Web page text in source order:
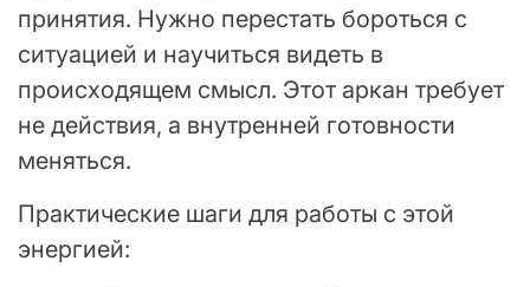
принятия. Нужно перестать бороться с
ситуацией и научиться видеть в
происходящем смысл. Этот аркан требует
не действия, а внутренней готовности
меняться.
Практические шаги для работы с этой
энергией: